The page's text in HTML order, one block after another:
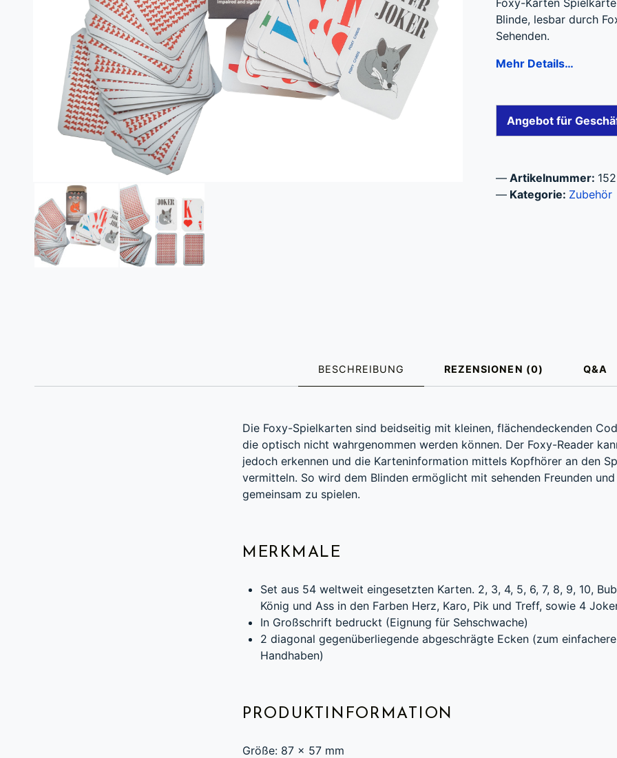
Foxy-Karten
Blinde, lesbar durch
Sehenden.
Mehr Details…
Angebot für
Artikelnummer:
Kategorie: Zubehör
BESCHREIBUNG REZENSIONEN (0) Q&A
Die Foxy-Spielkarten sind beidseitig mit kleinen, flächendeckenden
die optisch nicht wahrgenommen werden können. Der Foxy-Reader
jedoch erkennen und die Karteninformation mittels Kopfhörer an den
vermitteln. So wird dem Blinden ermöglicht mit sehenden Freunden
gemeinsam zu spielen.
MERKMALE
Set aus 54 weltweit eingesetzten Karten. 2, 3, 4, 5, 6, 7, 8, 9, 10,
König und Ass in den Farben Herz, Karo, Pik und Treff, sowie 4
In Großschrift bedruckt (Eignung für Sehschwache)
2 diagonal gegenüberliegende abgeschrägte Ecken (zum
Handhaben)
PRODUKTINFORMATION
Größe: 87 x 57 mm